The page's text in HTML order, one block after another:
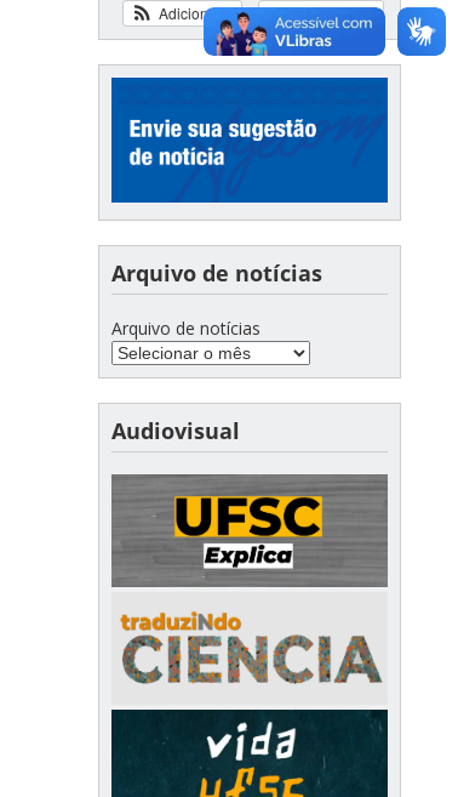
Ver calendário
Adicionar
Arquivo de notícias
Arquivo de notícias
Audiovisual